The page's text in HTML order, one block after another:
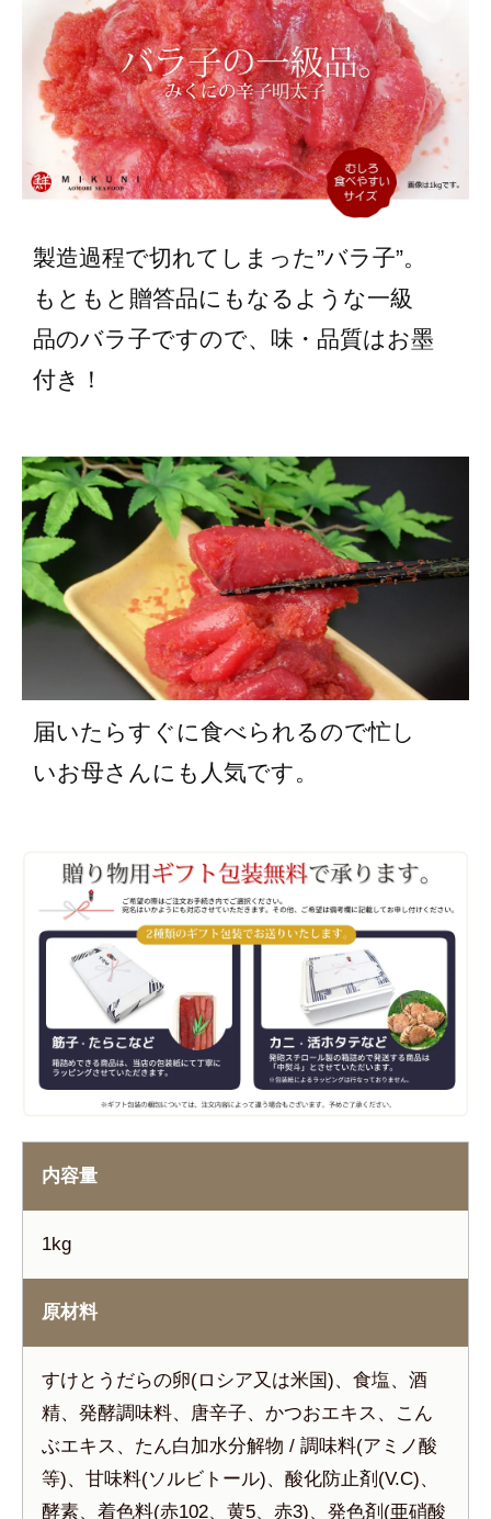
製造過程で切れてしまった”バラ子”。
もともと贈答品にもなるような一級
品のバラ子ですので、味・品質はお墨
付き！
届いたらすぐに食べられるので忙し
いお母さんにも人気です。
内容量
1kg
原材料
すけとうだらの卵(ロシア又は米国)、食塩、酒
精、発酵調味料、唐辛子、かつおエキス、こん
ぶエキス、たん白加水分解物 / 調味料(アミノ酸
等)、甘味料(ソルビトール)、酸化防止剤(V.C)、
酵素、着色料(赤102、黄5、赤3)、発色剤(亜硝酸